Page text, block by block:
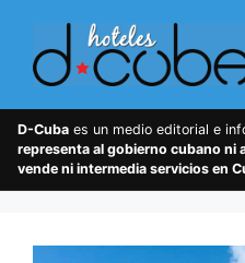
content
D-Cuba es un medio editorial e
representa al gobierno cubano ni
vende ni intermedia servicios en